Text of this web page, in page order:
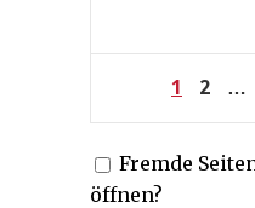
der
1 2 …
Fremde
öffnen?